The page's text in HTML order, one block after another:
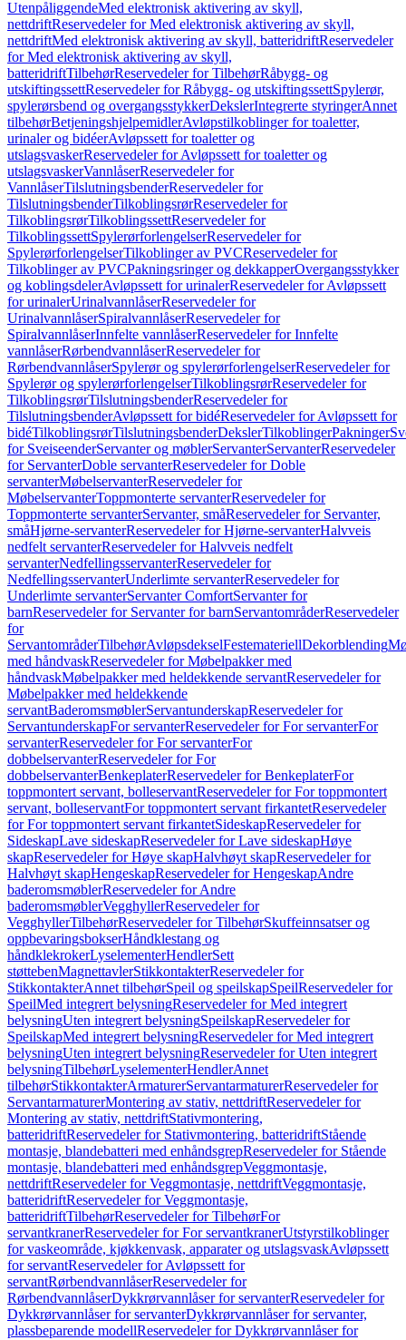
UtenpåliggendeMed elektronisk aktivering av skyll,
nettdriftReservedeler for Med elektronisk aktivering av skyll,
nettdriftMed elektronisk aktivering av skyll, batteridriftReservedeler
for Med elektronisk aktivering av skyll,
batteridriftTilbehørReservedeler for TilbehørRåbygg- og
utskiftingssettReservedeler for Råbygg- og utskiftingssettSpylerør,
spylerørsbend og overgangsstykkerDekslerIntegrerte styringerAnnet
tilbehørBetjeningshjelpemidlerAvløpstilkoblinger for toaletter,
urinaler og bidéerAvløpssett for toaletter og
utslagsvaskerReservedeler for Avløpssett for toaletter og
utslagsvaskerVannlåserReservedeler for
VannlåserTilslutningsbenderReservedeler for
TilslutningsbenderTilkoblingsrørReservedeler for
TilkoblingsrørTilkoblingssettReservedeler for
TilkoblingssettSpylerørforlengelserReservedeler for
SpylerørforlengelserTilkoblinger av PVCReservedeler for
Tilkoblinger av PVCPakningsringer og dekkapperOvergangsstykker
og koblingsdelerAvløpssett for urinalerReservedeler for Avløpssett
for urinalerUrinalvannlåserReservedeler for
UrinalvannlåserSpiralvannlåserReservedeler for
SpiralvannlåserInnfelte vannlåserReservedeler for Innfelte
vannlåserRørbendvannlåserReservedeler for
RørbendvannlåserSpylerør og spylerørforlengelserReservedeler for
Spylerør og spylerørforlengelserTilkoblingsrørReservedeler for
TilkoblingsrørTilslutningsbenderReservedeler for
TilslutningsbenderAvløpssett for bidéReservedeler for Avløpssett for
bidéTilkoblingsrørTilslutningsbenderDekslerTilkoblingerPakninger
for SveiseenderServanter og møblerServanterServanterReservedeler
for ServanterDoble servanterReservedeler for Doble
servanterMøbelservanterReservedeler for
MøbelservanterToppmonterte servanterReservedeler for
Toppmonterte servanterServanter, småReservedeler for Servanter,
småHjørne-servanterReservedeler for Hjørne-servanterHalvveis
nedfelt servanterReservedeler for Halvveis nedfelt
servanterNedfellingsservanterReservedeler for
NedfellingsservanterUnderlimte servanterReservedeler for
Underlimte servanterServanter ComfortServanter for
barnReservedeler for Servanter for barnServantområderReservedeler
for
ServantområderTilbehørAvløpsdekselFestemateriellDekorblending
med håndvaskReservedeler for Møbelpakker med
håndvaskMøbelpakker med heldekkende servantReservedeler for
Møbelpakker med heldekkende
servantBaderomsmøblerServantunderskapReservedeler for
ServantunderskapFor servanterReservedeler for For servanterFor
servanterReservedeler for For servanterFor
dobbelservanterReservedeler for For
dobbelservanterBenkeplaterReservedeler for BenkeplaterFor
toppmontert servant, bolleservantReservedeler for For toppmontert
servant, bolleservantFor toppmontert servant firkantetReservedeler
for For toppmontert servant firkantetSideskapReservedeler for
SideskapLave sideskapReservedeler for Lave sideskapHøye
skapReservedeler for Høye skapHalvhøyt skapReservedeler for
Halvhøyt skapHengeskapReservedeler for HengeskapAndre
baderomsmøblerReservedeler for Andre
baderomsmøblerVegghyllerReservedeler for
VegghyllerTilbehørReservedeler for TilbehørSkuffeinnsatser og
oppbevaringsbokserHåndklestang og
håndklekrokerLyselementerHendlerSett
støttebenMagnettavlerStikkontakterReservedeler for
StikkontakterAnnet tilbehørSpeil og speilskapSpeilReservedeler for
SpeilMed integrert belysningReservedeler for Med integrert
belysningUten integrert belysningSpeilskapReservedeler for
SpeilskapMed integrert belysningReservedeler for Med integrert
belysningUten integrert belysningReservedeler for Uten integrert
belysningTilbehørLyselementerHendlerAnnet
tilbehørStikkontakterArmaturerServantarmaturerReservedeler for
ServantarmaturerMontering av stativ, nettdriftReservedeler for
Montering av stativ, nettdriftStativmontering,
batteridriftReservedeler for Stativmontering, batteridriftStående
montasje, blandebatteri med enhåndsgrepReservedeler for Stående
montasje, blandebatteri med enhåndsgrepVeggmontasje,
nettdriftReservedeler for Veggmontasje, nettdriftVeggmontasje,
batteridriftReservedeler for Veggmontasje,
batteridriftTilbehørReservedeler for TilbehørFor
servantkranerReservedeler for For servantkranerUtstyrstilkoblinger
for vaskeområde, kjøkkenvask, apparater og utslagsvaskAvløpssett
for servantReservedeler for Avløpssett for
servantRørbendvannlåserReservedeler for
RørbendvannlåserDykkrørvannlåser for servanterReservedeler for
Dykkrørvannlåser for servanterDykkrørvannlåser for servanter,
plassbeparende modellReservedeler for Dykkrørvannlåser for